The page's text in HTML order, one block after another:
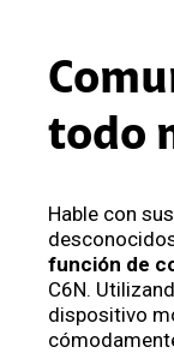
todo
Hable con
función de
C6N.
dispositivo